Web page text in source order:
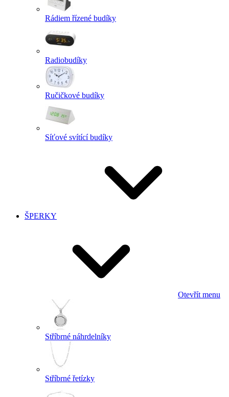
Rádiem řízené budíky
Radiobudíky
Ručičkové budíky
Síťové svítící budíky
ŠPERKY
Otevřít menu
Stříbrné náhrdelníky
Stříbrné řetízky